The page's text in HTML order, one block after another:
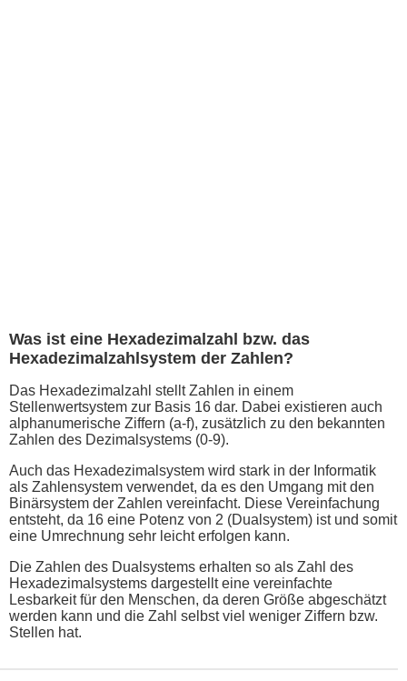
Was ist eine Hexadezimalzahl bzw. das
Hexadezimalzahlsystem der Zahlen?
Das Hexadezimalzahl stellt Zahlen in einem
Stellenwertsystem zur Basis 16 dar. Dabei existieren auch
alphanumerische Ziffern (a-f), zusätzlich zu den bekannten
Zahlen des Dezimalsystems (0-9).
Auch das Hexadezimalsystem wird stark in der Informatik
als Zahlensystem verwendet, da es den Umgang mit den
Binärsystem der Zahlen vereinfacht. Diese Vereinfachung
entsteht, da 16 eine Potenz von 2 (Dualsystem) ist und somit
eine Umrechnung sehr leicht erfolgen kann.
Die Zahlen des Dualsystems erhalten so als Zahl des
Hexadezimalsystems dargestellt eine vereinfachte
Lesbarkeit für den Menschen, da deren Größe abgeschätzt
werden kann und die Zahl selbst viel weniger Ziffern bzw.
Stellen hat.